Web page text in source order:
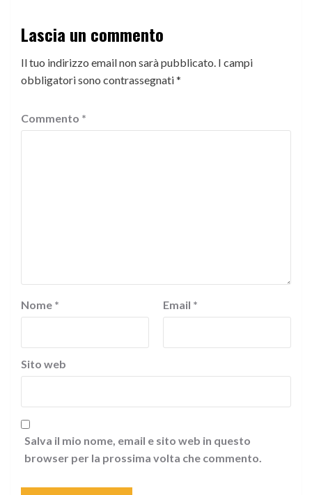
Lascia un commento
Il tuo indirizzo email non sarà pubblicato. I campi
obbligatori sono contrassegnati*
Commento *
Nome * Email *
Sito web
Salva il mio nome, email e sito web in questo
browser per la prossima volta che commento.